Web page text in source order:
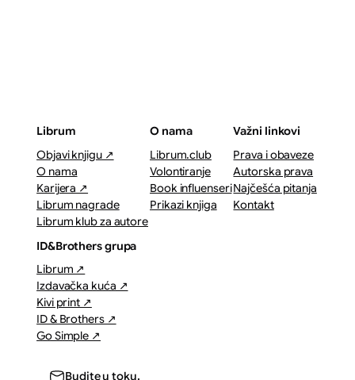
Librum
Objavi knjigu ↗
O nama
Karijera ↗
Librum nagrade
Librum klub za autore
O nama
Librum.club
Volontiranje
Book influenseri
Prikazi knjiga
Važni linkovi
Prava i obaveze
Autorska prava
Najčešća pitanja
Kontakt
ID&Brothers grupa
Librum ↗
Izdavačka kuća ↗
Kivi print ↗
ID & Brothers ↗
Go Simple ↗
Budite u toku.